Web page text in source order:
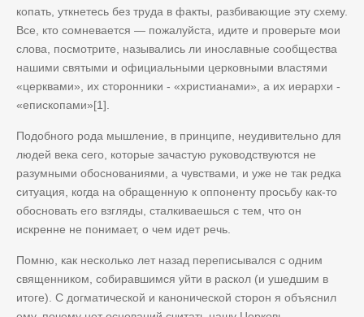
копать, уткнетесь без труда в факты, разбивающие эту схему.
Все, кто сомневается — пожалуйста, идите и проверьте мои
слова, посмотрите, назывались ли инославные сообщества
нашими святыми и официальными церковными властями
«церквами», их сторонники - «христианами», а их иерархи -
«епископами»[1].
Подобного рода мышление, в принципе, неудивительно для
людей века сего, которые зачастую руководствуются не
разумными обоснованиями, а чувствами, и уже не так редка
ситуация, когда на обращенную к оппоненту просьбу как-то
обосновать его взгляды, сталкиваешься с тем, что он
искренне не понимает, о чем идет речь.
Помню, как несколько лет назад переписывался с одним
священником, собиравшимся уйти в раскол (и ушедшим в
итоге). С догматической и канонической сторон я объяснил